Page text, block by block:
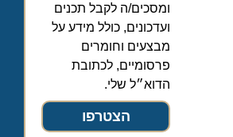
ומסכים/ה לקבל תכנים
ועדכונים, כולל מידע על
מבצעים וחומרים
פרסומיים, לכתובת
הדוא״ל שלי.
הצטרפו